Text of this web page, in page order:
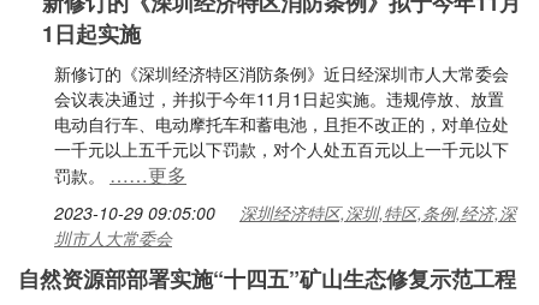
1日起实施
新修订的《深圳经济特区消防条例》近日经深圳市人大常委会
会议表决通过，并拟于今年11月1日起实施。违规停放、放置
电动自行车、电动摩托车和蓄电池，且拒不改正的，对单位处
一千元以上五千元以下罚款，对个人处五百元以上一千元以下
罚款。 ……更多
2023-10-29 09:05:00
深圳经济特区,深圳,特区,条例,经济,深
圳市人大常委会
自然资源部部署实施“十四五”矿山生态修复示范工程